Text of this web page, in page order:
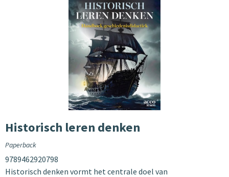
Historisch leren denken
Paperback
9789462920798
Historisch denken vormt het centrale doel van